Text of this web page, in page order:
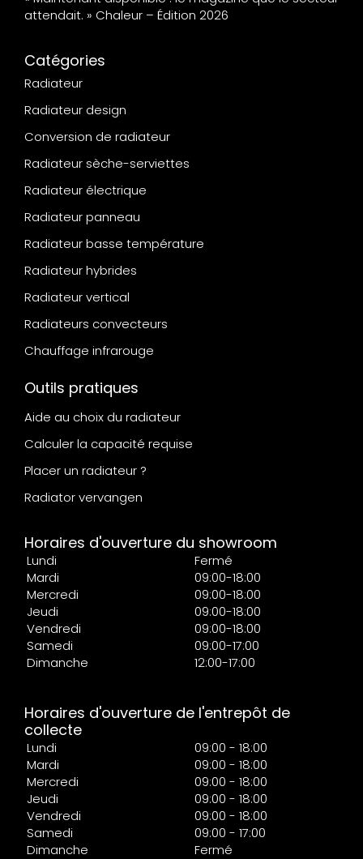
attendait. » Chaleur – Édition 2026
Catégories
Radiateur
Radiateur design
Conversion de radiateur
Radiateur sèche-serviettes
Radiateur électrique
Radiateur panneau
Radiateur basse température
Radiateur hybrides
Radiateur vertical
Radiateurs convecteurs
Chauffage infrarouge
Outils pratiques
Aide au choix du radiateur
Calculer la capacité requise
Placer un radiateur ?
Radiator vervangen
Horaires d'ouverture du showroom
Lundi
Fermé
Mardi
09:00-18:00
Mercredi
09:00-18:00
Jeudi
09:00-18:00
Vendredi
09:00-18:00
Samedi
09:00-17:00
Dimanche
12:00-17:00
Horaires d'ouverture de l'entrepôt de
collecte
Lundi
09:00 - 18:00
Mardi
09:00 - 18:00
Mercredi
09:00 - 18:00
Jeudi
09:00 - 18:00
Vendredi
09:00 - 18:00
Samedi
09:00 - 17:00
Dimanche
Fermé